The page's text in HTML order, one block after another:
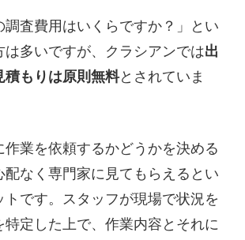
調査費用はいくらですか？」とい
は多いですが、クラシアンでは出
積もりは原則無料とされていま
作業を依頼するかどうかを決める
配なく専門家に見てもらえるとい
トです。スタッフが現場で状況を
特定した上で、作業内容とそれに